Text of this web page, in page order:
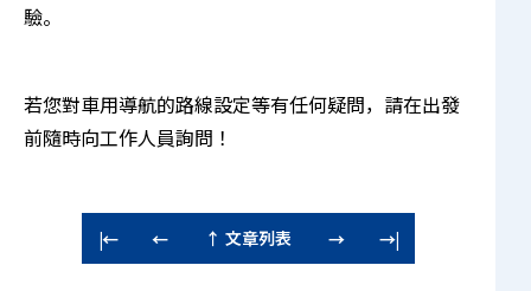
驗。
若您對車用導航的路線設定等有任何疑問，請在出發
前隨時向工作人員詢問！
|← ← ↑ 文章列表 → →|